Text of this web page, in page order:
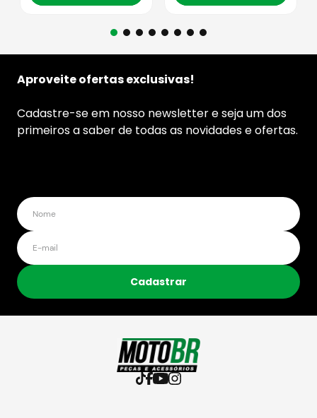
Aproveite ofertas exclusivas!
Cadastre-se em nosso newsletter e seja um dos
primeiros a saber de todas as novidades e ofertas.
Cadastrar